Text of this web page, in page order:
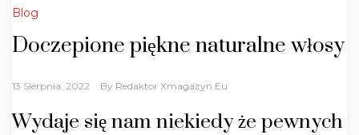
Blog
Doczepione piękne naturalne włosy
13 Sierpnia, 2022 By Redaktor Xmagazyn.eu
Wydaje się nam niekiedy że pewnych